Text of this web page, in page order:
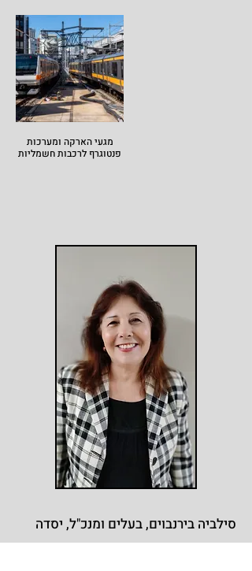
מגעי הארקה ומערכות
פנטוגרף לרכבות חשמליות
סילביה בירנבוים, בעלים ומנכ"ל, יסדה
את החברה בשנת 1986.